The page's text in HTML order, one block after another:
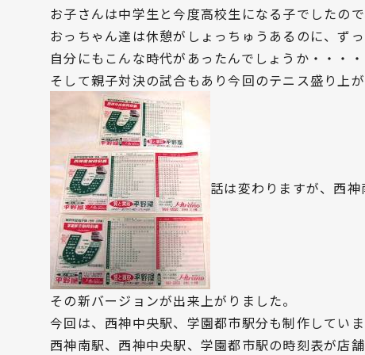
お子さんは中学生と今度高校生になる子でしたの
おっちゃん達は休憩がしょっちゅうあるのに、ずっ
自分にもこんな時代があったんでしょうか・・・・
そして親子対決の試合もあり今回のテニス盛り上が
話は変わりますが、西
その新バージョンが出来上がりました。
今回は、西神中央駅、学園都市駅分も制作していま
西神南駅、西神中央駅、学園都市駅の時刻表が店